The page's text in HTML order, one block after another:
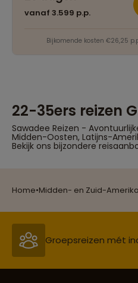
Home•Midden- en Zuid-Amerika
vanaf 3.599 p.p.
Bijkomende kosten €26,25
22-35ers reizen
Sawadee Reizen -
Midden-Oosten, Latijns-
Bekijk ons bijzondere
Groepsreizen mét